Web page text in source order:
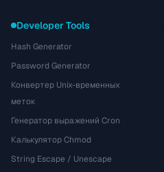
Developer Tools
Hash Generator
Password Generator
Конвертер Unix-временных
меток
Генератор выражений Cron
Калькулятор Chmod
String Escape / Unescape